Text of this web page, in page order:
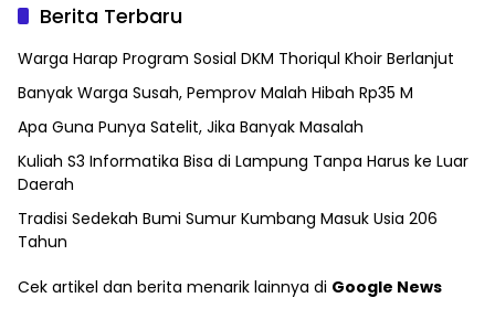
Berita Terbaru
Warga Harap Program Sosial DKM Thoriqul Khoir Berlanjut
Banyak Warga Susah, Pemprov Malah Hibah Rp35 M
Apa Guna Punya Satelit, Jika Banyak Masalah
Kuliah S3 Informatika Bisa di Lampung Tanpa Harus ke Luar
Daerah
Tradisi Sedekah Bumi Sumur Kumbang Masuk Usia 206
Tahun
Cek artikel dan berita menarik lainnya di Google News